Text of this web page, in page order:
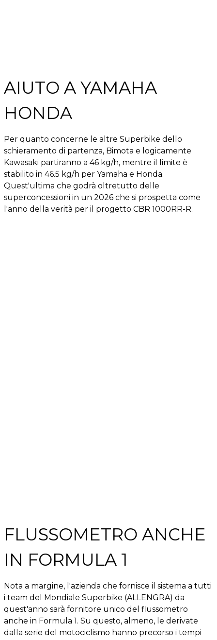
AIUTO A YAMAHA
HONDA
Per quanto concerne le altre Superbike dello
schieramento di partenza, Bimota e logicamente
Kawasaki partiranno a 46 kg/h, mentre il limite è
stabilito in 46.5 kg/h per Yamaha e Honda.
Quest'ultima che godrà oltretutto delle
superconcessioni in un 2026 che si prospetta come
l'anno della verità per il progetto CBR 1000RR-R.
FLUSSOMETRO ANCHE
IN FORMULA 1
Nota a margine, l'azienda che fornisce il sistema a tutti
i team del Mondiale Superbike (ALLENGRA) da
quest'anno sarà fornitore unico del flussometro
anche in Formula 1. Su questo, almeno, le derivate
dalla serie del motociclismo hanno precorso i tempi